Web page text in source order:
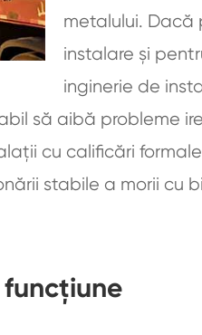
metalului. Dacă
instalare și
inginerie de
să aibă probleme
cu calificări
stabile a morii cu